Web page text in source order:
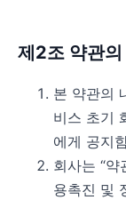
제2조 약관
본 약관의
비스 초기
에게 공지
회사는 “약
용촉진 및